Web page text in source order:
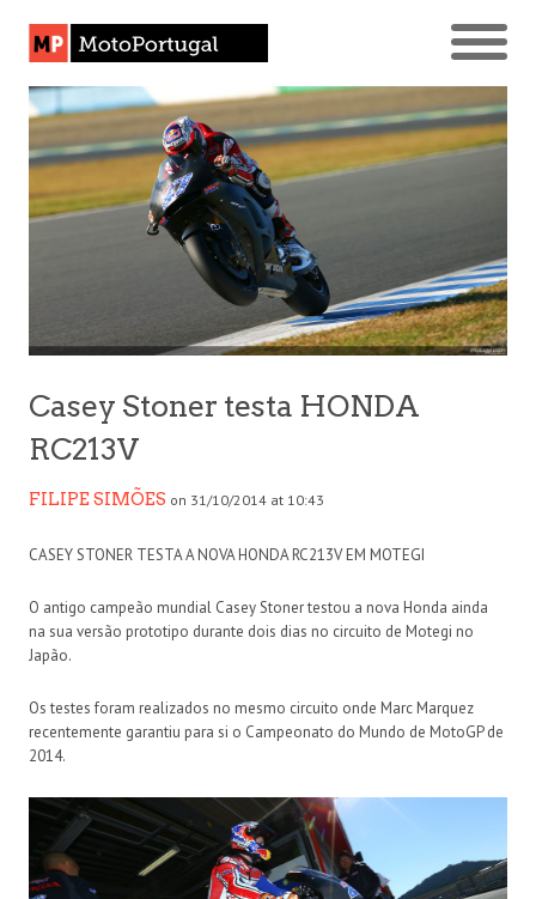
Casey Stoner testa HONDA
RC213V
FILIPE SIMÕES on 31/10/2014 at 10:43
CASEY STONER TESTA A NOVA HONDA RC213V EM MOTEGI
O antigo campeão mundial Casey Stoner testou a nova Honda ainda
na sua versão prototipo durante dois dias no circuito de Motegi no
Japão.
Os testes foram realizados no mesmo circuito onde Marc Marquez
recentemente garantiu para si o Campeonato do Mundo de MotoGP de
2014.